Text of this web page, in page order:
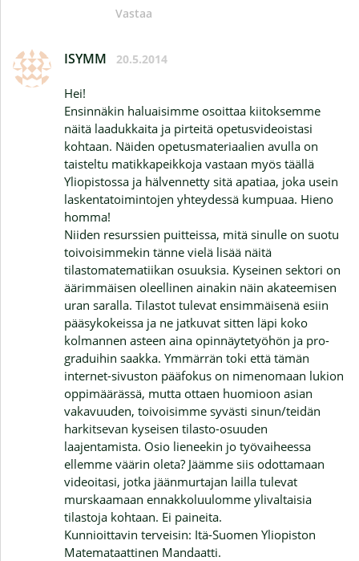
Vastaa
ISYMM 20.5.2014
Hei!
Ensinnäkin haluaisimme osoittaa kiitoksemme
näitä laadukkaita ja pirteitä opetusvideoistasi
kohtaan. Näiden opetusmateriaalien avulla on
taisteltu matikkapeikkoja vastaan myös täällä
Yliopistossa ja hälvennetty sitä apatiaa, joka usein
laskentatoimintojen yhteydessä kumpuaa. Hieno
homma!
Niiden resurssien puitteissa, mitä sinulle on suotu
toivoisimmekin tänne vielä lisää näitä
tilastomatematiikan osuuksia. Kyseinen sektori on
äärimmäisen oleellinen ainakin näin akateemisen
uran saralla. Tilastot tulevat ensimmäisenä esiin
pääsykokeissa ja ne jatkuvat sitten läpi koko
kolmannen asteen aina opinnäytetyöhön ja pro-
graduihin saakka. Ymmärrän toki että tämän
internet-sivuston pääfokus on nimenomaan lukion
oppimäärässä, mutta ottaen huomioon asian
vakavuuden, toivoisimme syvästi sinun/teidän
harkitsevan kyseisen tilasto-osuuden
laajentamista. Osio lieneekin jo työvaiheessa
ellemme väärin oleta? Jäämme siis odottamaan
videoitasi, jotka jäänmurtajan lailla tulevat
murskaamaan ennakkoluulomme ylivaltaisia
tilastoja kohtaan. Ei paineita.
Kunnioittavin terveisin: Itä-Suomen Yliopiston
Matemataattinen Mandaatti.